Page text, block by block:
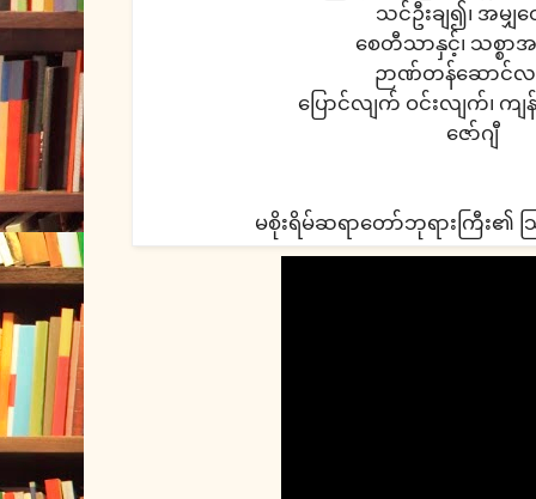
သင်ဦးချ၍၊ အမျှဝ
စေတီသာနှင့်၊ သစ္စာအ
ဉာဏ်တန်ဆောင်လ
ပြောင်လျက် ဝင်းလျက်၊ က
ဇော်ဂျီ
မစိုးရိမ်ဆရာတော်ဘုရားကြီး၏